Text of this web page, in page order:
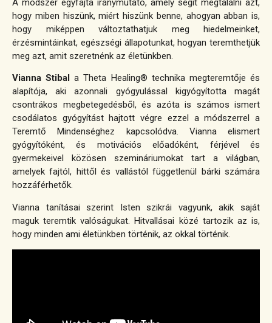
A módszer egyfajta iránymutató, amely segít megtalálni azt,
hogy miben hiszünk, miért hiszünk benne, ahogyan abban is,
hogy miképpen változtathatjuk meg hiedelmeinket,
érzésmintáinkat, egészségi állapotunkat, hogyan teremthetjük
meg azt, amit szeretnénk az életünkben.
Vianna Stibal
a Theta Healing® technika megteremtője és
alapítója, aki azonnali gyógyulással kigyógyította magát
csontrákos megbetegedésből, és azóta is számos ismert
csodálatos gyógyítást hajtott végre ezzel a módszerrel a
Teremtő Mindenséghez kapcsolódva. Vianna elismert
gyógyítóként, és motivációs előadóként, férjével és
gyermekeivel közösen szemináriumokat tart a világban,
amelyek fajtól, hittől és vallástól függetlenül bárki számára
hozzáférhetők.
Vianna tanításai szerint Isten szikrái vagyunk, akik saját
maguk teremtik valóságukat. Hitvallásai közé tartozik az is,
hogy minden ami életünkben történik, az okkal történik.